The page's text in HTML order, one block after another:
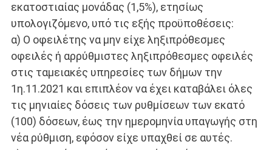
εκατοστιαίας μονάδας (1,5%), ετησίως
υπολογιζόμενο, υπό τις εξής προϋποθέσεις:
α) Ο οφειλέτης να μην είχε ληξιπρόθεσμες
οφειλές ή αρρύθμιστες ληξιπρόθεσμες οφειλές
στις ταμειακές υπηρεσίες των δήμων την
1η.11.2021 και επιπλέον να έχει καταβάλει όλες
τις μηνιαίες δόσεις των ρυθμίσεων των εκατό
(100) δόσεων, έως την ημερομηνία υπαγωγής στη
νέα ρύθμιση, εφόσον είχε υπαχθεί σε αυτές.